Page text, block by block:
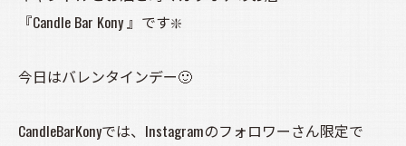
『Candle Bar Kony 』です❇️
今日はバレンタインデー🙂
CandleBarKonyでは、Instagramのフォロワーさん限定で